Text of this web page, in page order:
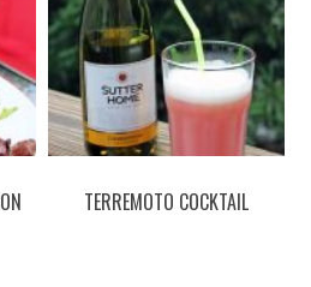
TERREMOTO COCKTAIL